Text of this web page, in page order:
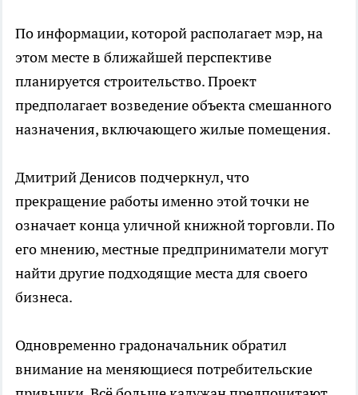
По информации, которой располагает мэр, на
этом месте в ближайшей перспективе
планируется строительство. Проект
предполагает возведение объекта смешанного
назначения, включающего жилые помещения.
Дмитрий Денисов подчеркнул, что
прекращение работы именно этой точки не
означает конца уличной книжной торговли. По
его мнению, местные предприниматели могут
найти другие подходящие места для своего
бизнеса.
Одновременно градоначальник обратил
внимание на меняющиеся потребительские